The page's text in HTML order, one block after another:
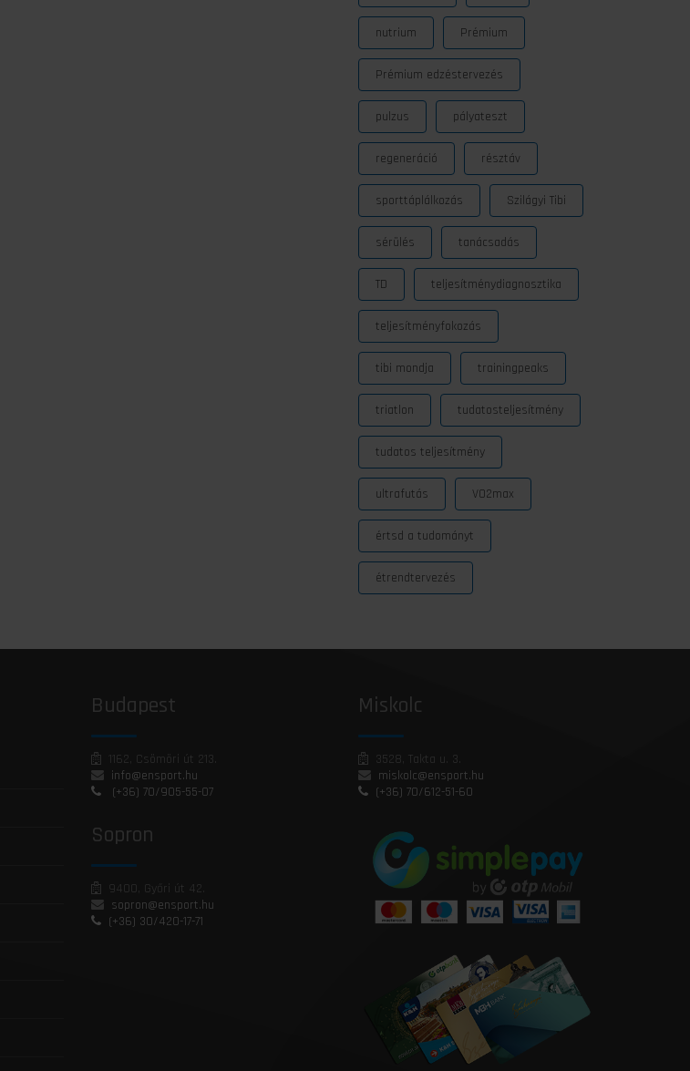
nutrium Prémium
Prémium edzéstervezés
pulzus pályateszt
regeneráció résztáv
sporttáplálkozás Szilágyi Tibi
sérülés tanácsadás
TD teljesítménydiagnosztika
teljesítményfokozás
tibi mondja trainingpeaks
triatlon tudatosteljesítmény
tudatos teljesítmény
ultrafutás VO2max
értsd a tudományt
étrendtervezés
Budapest
1162, Csömöri út 213.
info@ensport.hu
(+36) 70/905-55-07
Sopron
9400, Győri út 42.
sopron@ensport.hu
(+36) 30/420-17-71
Miskolc
3528, Takta u. 3.
miskolc@ensport.hu
(+36) 70/612-51-60